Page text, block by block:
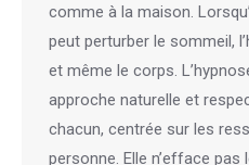
comme à la maison.
peut perturber le sommeil,
et même le corps.
approche naturelle et
chacun, centrée sur les
personne. Elle n’efface